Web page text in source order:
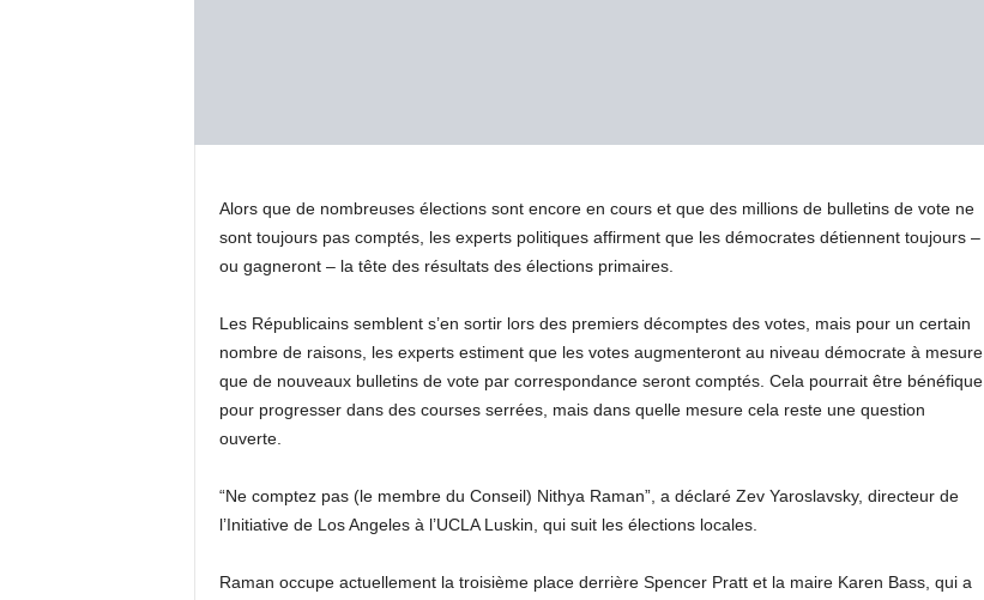
Alors que de nombreuses élections sont encore en cours et que des millions de bulletins de vote ne
sont toujours pas comptés, les experts politiques affirment que les démocrates détiennent toujours –
ou gagneront – la tête des résultats des élections primaires.
Les Républicains semblent s’en sortir lors des premiers décomptes des votes, mais pour un certain
nombre de raisons, les experts estiment que les votes augmenteront au niveau démocrate à mesure
que de nouveaux bulletins de vote par correspondance seront comptés. Cela pourrait être bénéfique
pour progresser dans des courses serrées, mais dans quelle mesure cela reste une question
ouverte.
“Ne comptez pas (le membre du Conseil) Nithya Raman”, a déclaré Zev Yaroslavsky, directeur de
l’Initiative de Los Angeles à l’UCLA Luskin, qui suit les élections locales.
Raman occupe actuellement la troisième place derrière Spencer Pratt et la maire Karen Bass, qui a